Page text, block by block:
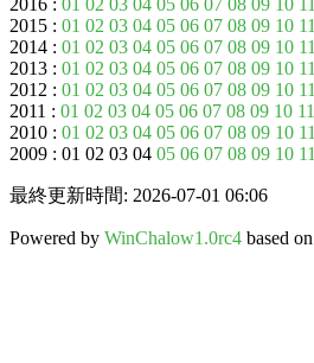
2015 : 01 02 03 04 05 06 07 08 09 10 11
2014 : 01 02 03 04 05 06 07 08 09 10 11
2013 : 01 02 03 04 05 06 07 08 09 10 11
2012 : 01 02 03 04 05 06 07 08 09 10 11
2011 : 01 02 03 04 05 06 07 08 09 10 11
2010 : 01 02 03 04 05 06 07 08 09 10 11
2009 : 01 02 03 04 05 06 07 08 09 10 11
最終更新時間: 2026-07-01 06:06
Powered by WinChalow1.0rc4 based on